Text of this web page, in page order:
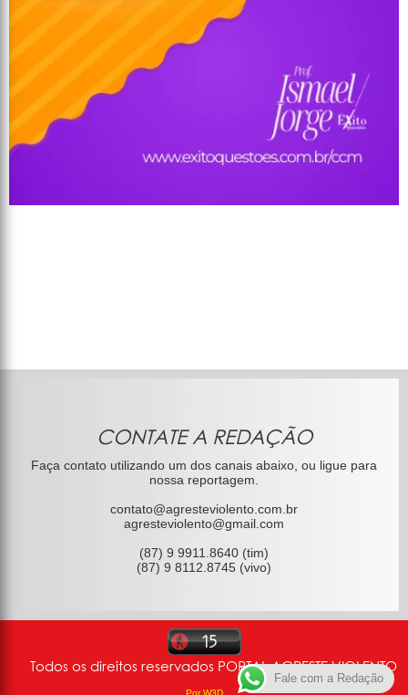
CONTATE A REDAÇÃO
Faça contato utilizando um dos canais abaixo, ou ligue para
nossa reportagem.
contato@agresteviolento.com.br
agresteviolento@gmail.com
(87) 9 9911.8640 (tim)
(87) 9 8112.8745 (vivo)
Todos os direitos reservados PORTAL AGRESTE VIOLENTO
Por W3D
Fale com a Redação